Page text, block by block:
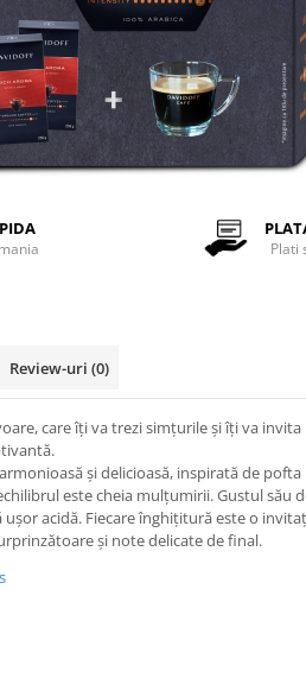
Plati
Review-uri (0)
care îți va trezi simțurile și îți va invita
și delicioasă, inspirată de
este cheia mulțumirii. Gustul său
acidă. Fiecare înghițitură este o
și note delicate de final.